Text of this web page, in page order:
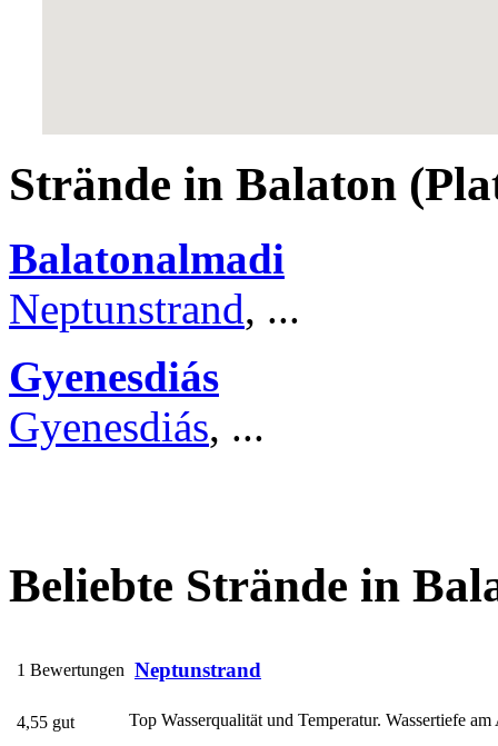
Strände in Balaton
Balatonalmadi
Neptunstrand, ...
Gyenesdiás
Gyenesdiás, ...
Beliebte Strände in
1 Bewertungen Neptunstrand
Top Wasserqualität und Temperatur. Wassertiefe
4,55 gut